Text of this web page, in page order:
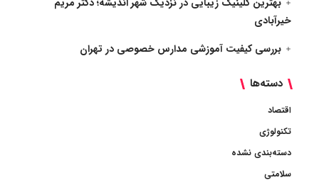
خیرآبادی
بررسی کیفیت آموزشی مدارس خصوصی در تهران
دسته‌ها
اقتصاد
تکنولوژی
دسته‌بندی نشده
سلامتی